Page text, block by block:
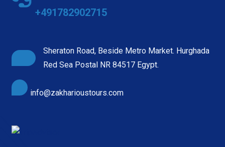
+491782902715
Sheraton Road, Beside Metro Market. Hurghada
Red Sea Postal NR 84517 Egypt.
info@zakharioustours.com